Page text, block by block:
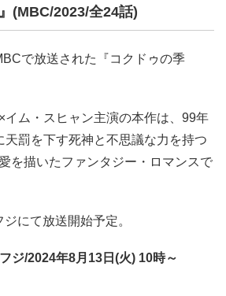
(MBC/2023/全24話)
で放送された『コクドゥの季
イム・スヒャン主演の本作は、99年
天罰を下す死神と不思議な力を持つ
を描いたファンタジー・ロマンスで
にて放送開始予定。
ジ/2024年8月13日(火) 10時～